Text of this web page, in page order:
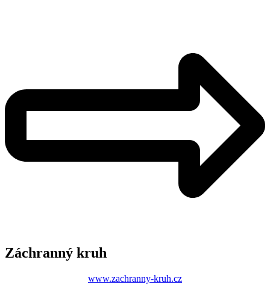
Záchranný kruh
www.zachranny-kruh.cz